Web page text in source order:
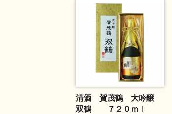
清酒 賀茂鶴 大吟醸
双鶴 ７２０ｍｌ